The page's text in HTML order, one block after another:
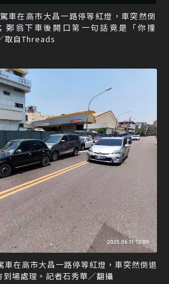
車在高市大昌一路停等紅燈，車突然倒
鄭翁下車後開口第一句話竟是「你撞
取自Threads
車在高市大昌一路停等紅燈，車突然倒退
場處理。記者石秀華／翻攝